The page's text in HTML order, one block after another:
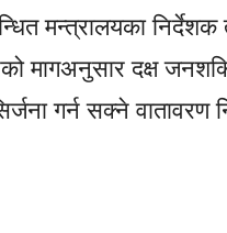
मन्त्रालयका निर्देशक
मागअनुसार दक्ष
गर्न सक्ने वातावरण